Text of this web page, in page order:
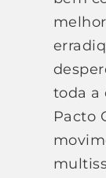
toda a
Pacto